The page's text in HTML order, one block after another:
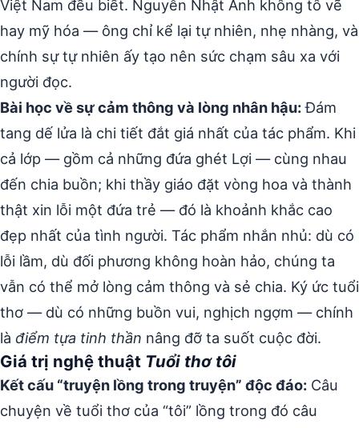
Việt Nam đều biết. Nguyễn Nhật Ánh không tô vẽ
hay mỹ hóa — ông chỉ kể lại tự nhiên, nhẹ nhàng, và
chính sự tự nhiên ấy tạo nên sức chạm sâu xa với
người đọc.
Bài học về sự cảm thông và lòng nhân hậu:Đám
tang dế lửa là chi tiết đắt giá nhất của tác phẩm. Khi
cả lớp — gồm cả những đứa ghét Lợi — cùng nhau
đến chia buồn; khi thầy giáo đặt vòng hoa và thành
thật xin lỗi một đứa trẻ — đó là khoảnh khắc cao
đẹp nhất của tình người. Tác phẩm nhắn nhủ: dù có
lỗi lầm, dù đối phương không hoàn hảo, chúng ta
vẫn có thể mở lòng cảm thông và sẻ chia. Ký ức tuổi
thơ — dù có những buồn vui, nghịch ngợm — chính
là điểm tựa tinh thần nâng đỡ ta suốt cuộc đời.
Giá trị nghệ thuật Tuổi thơ tôi
Kết cấu “truyện lồng trong truyện” độc đáo: Câu
chuyện về tuổi thơ của “tôi” lồng trong đó câu